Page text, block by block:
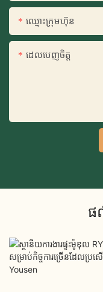
ឈ្មោះ​ក្រុម​ហ៊ុន
ដេលបេញចិត្ដ
ផ